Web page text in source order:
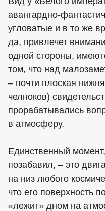
авангардно-
угловатые и в то же
да, привлечет
одной стороны,
том, что над
– почти плоская
челноков)
прорабатывались
в атмосферу.
Единственный
позабавил, – это
на низ любого
что его поверхность
«лежит» дном на